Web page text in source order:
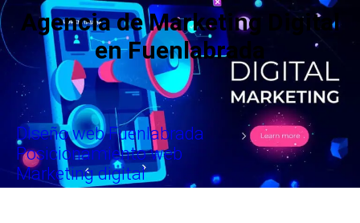
Agencia de Marketing Digital
en Fuenlabrada
Diseño web Fuenlabrada
Posicionamiento web
Marketing digital